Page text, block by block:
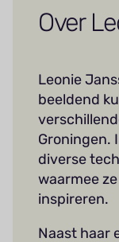
Over
Leonie
beeldend
Groningen.
diverse
waarmee
inspireren.
Naast haar